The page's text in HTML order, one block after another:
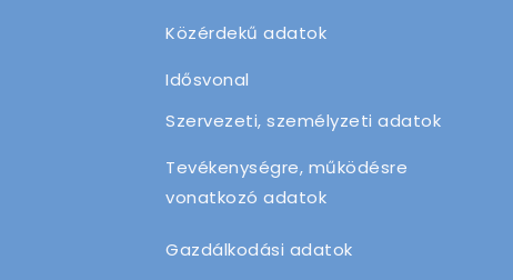
Közérdekű adatok
Idősvonal
Szervezeti, személyzeti adatok
Tevékenységre, működésre
vonatkozó adatok
Gazdálkodási adatok